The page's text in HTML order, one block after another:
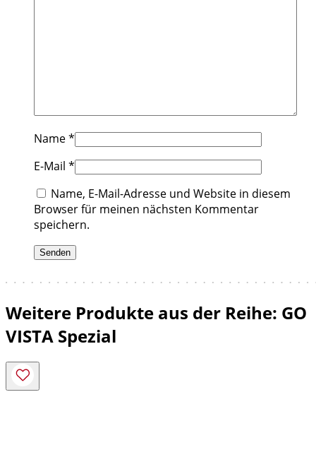
Name*
E-Mail *
Name, E-Mail-Adresse und Website in diesem
Browser für meinen nächsten Kommentar
speichern.
Weitere Produkte aus der Reihe: GO
VISTA Spezial